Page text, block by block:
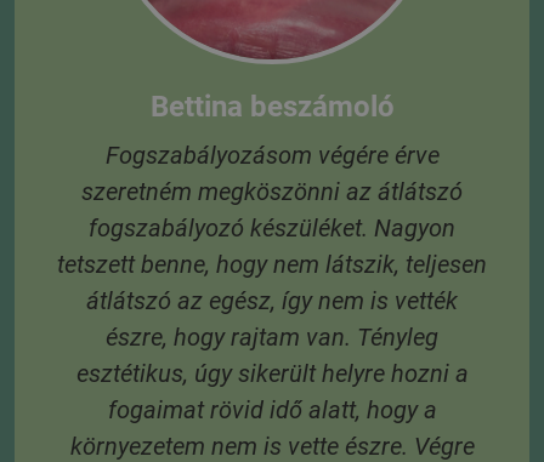
Bettina beszámoló
Fogszabályozásom végére érve
szeretném megköszönni az átlátszó
fogszabályozó készüléket. Nagyon
tetszett benne, hogy nem látszik, teljesen
átlátszó az egész, így nem is vették
észre, hogy rajtam van. Tényleg
esztétikus, úgy sikerült helyre hozni a
fogaimat rövid idő alatt, hogy a
környezetem nem is vette észre. Végre